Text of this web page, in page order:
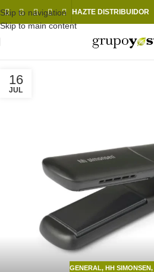
Skip to navigation
Skip to main content
HAZTE DISTRIBUIDOR
16
JUL
GENERAL, HH SIMONSEN,